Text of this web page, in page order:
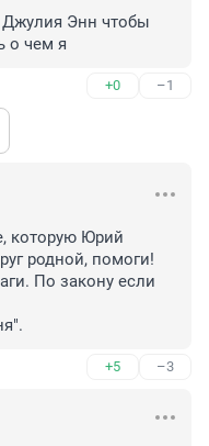
Джулия Энн чтобы
о чем я
+0 –1
которую Юрий
родной, помоги!
По закону если
+5 –3